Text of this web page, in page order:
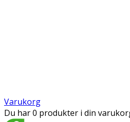
Varukorg
Du har 0 produkter i din